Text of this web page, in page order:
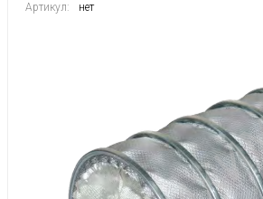
Артикул: нет